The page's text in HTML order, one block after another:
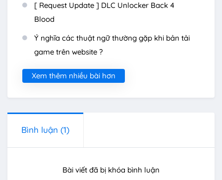
[ Request Update ] DLC Unlocker Back 4
Blood
Ý nghĩa các thuật ngữ thường gặp khi bản tải
game trên website ?
Xem thêm nhiều bài hơn
Bình luận (1)
Bài viết đã bị khóa bình luận